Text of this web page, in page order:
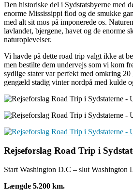
Den historiske del i Sydstatsbyerne med
enorme Mississippi flod og de smukke
med alt sit mos på imponerede os.
lavlandet, bjergene, havet og de enorme
naturoplevelser.
Vi havde på dette road trip valgt ikke at
men bestilte dem undervejs som vi kom
sydlige stater var perfekt med omkring 20
gengæld stadig vinter nordpå med kulde
Rejseforslag Road Trip i
Start Washington D.C – slut Washington
Længde 5.200 km.